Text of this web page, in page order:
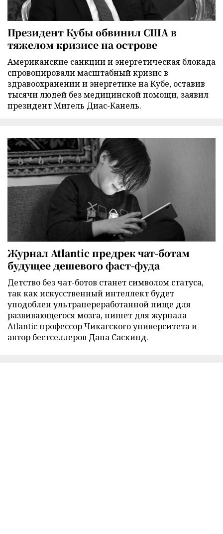
Президент Кубы обвинил США в
тяжелом кризисе на острове
Американские санкции и энергетическая блокада
спровоцировали масштабный кризис в
здравоохранении и энергетике на Кубе, оставив
тысячи людей без медицинской помощи, заявил
президент Мигель Диас-Канель.
Журнал Atlantic предрек чат-ботам
будущее дешевого фаст-фуда
Детство без чат-ботов станет символом статуса,
так как искусственный интеллект будет
уподоблен ультрапереработанной пище для
развивающегося мозга, пишет для журнала
Atlantic профессор Чикагского университета и
автор бестселлеров Дана Саскинд.